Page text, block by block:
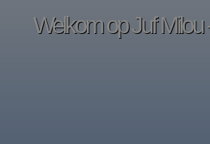
Welkom op Juf Milou